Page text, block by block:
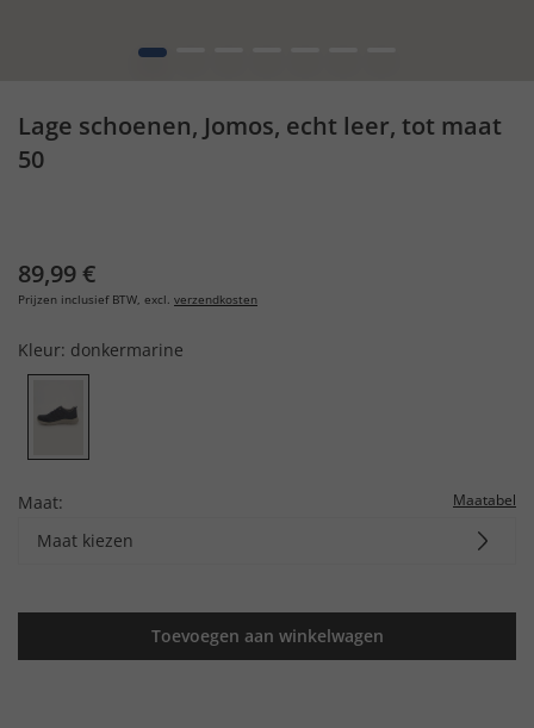
1
Lage schoenen, Jomos, echt leer, tot maat
50
89,99 €
Prijzen inclusief BTW, excl. verzendkosten
Kleur: donkermarine
Maat: Maatabel
Maat kiezen
Toevoegen aan winkelwagen